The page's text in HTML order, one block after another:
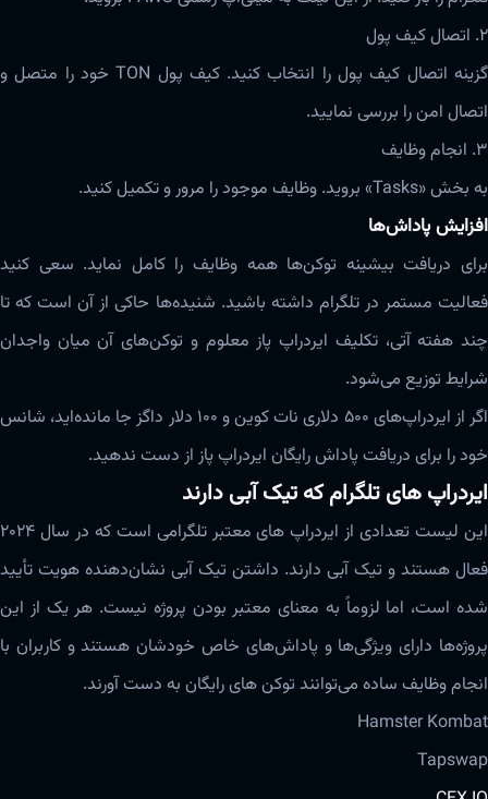
۲. اتصال کیف پول
گزینه اتصال کیف پول را انتخاب کنید. کیف پول TON خود را متصل و
اتصال امن را بررسی نمایید.
۳. انجام وظایف
به بخش «Tasks» بروید. وظایف موجود را مرور و تکمیل کنید.
افزایش پاداش‌ها
برای دریافت بیشینه توکن‌ها همه وظایف را کامل نماید. سعی کنید
فعالیت مستمر در تلگرام داشته باشید. شنیده‌ها حاکی از آن است که تا
چند هفته آتی، تکلیف ایردراپ پاز معلوم و توکن‌های آن میان واجدان
شرایط توزیع می‌شود.
اگر از ایردراپ‌های ۵۰۰ دلاری نات کوین و ۱۰۰ دلار داگز جا مانده‌اید، شانس
خود را برای دریافت پاداش رایگان ایردراپ پاز از دست ندهید.
ایردراپ های تلگرام که تیک آبی دارند
این لیست تعدادی از ایردراپ های معتبر تلگرامی است که در سال ۲۰۲۴
فعال هستند و تیک آبی دارند. داشتن تیک آبی نشان‌دهنده هویت تأیید
شده است، اما لزوماً به معنای معتبر بودن پروژه نیست. هر یک از این
پروژه‌ها دارای ویژگی‌ها و پاداش‌های خاص خودشان هستند و کاربران با
انجام وظایف ساده می‌توانند توکن های رایگان به دست آورند.
Hamster Kombat
Tapswap